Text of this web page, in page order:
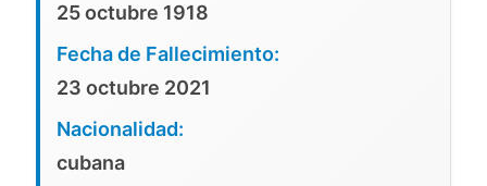
25 octubre 1918
Fecha de Fallecimiento:
23 octubre 2021
Nacionalidad:
cubana